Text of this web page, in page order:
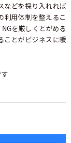
などを採り入れれば
利用体制を整えるこ
を厳しくとがめる
ことがビジネスに暖